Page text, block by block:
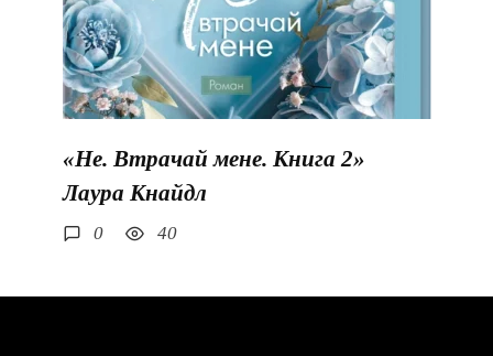
«Не. Втрачай мене. Книга 2»
Лаура Кнайдл
0 40